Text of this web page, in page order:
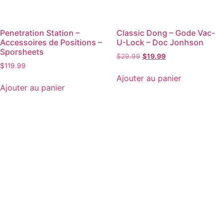
Penetration Station –
Accessoires de Positions –
Sporsheets
$119.99
Ajouter au panier
Classic Dong – Gode Vac-
U-Lock – Doc Jonhson
$29.99 $19.99
Ajouter au panier